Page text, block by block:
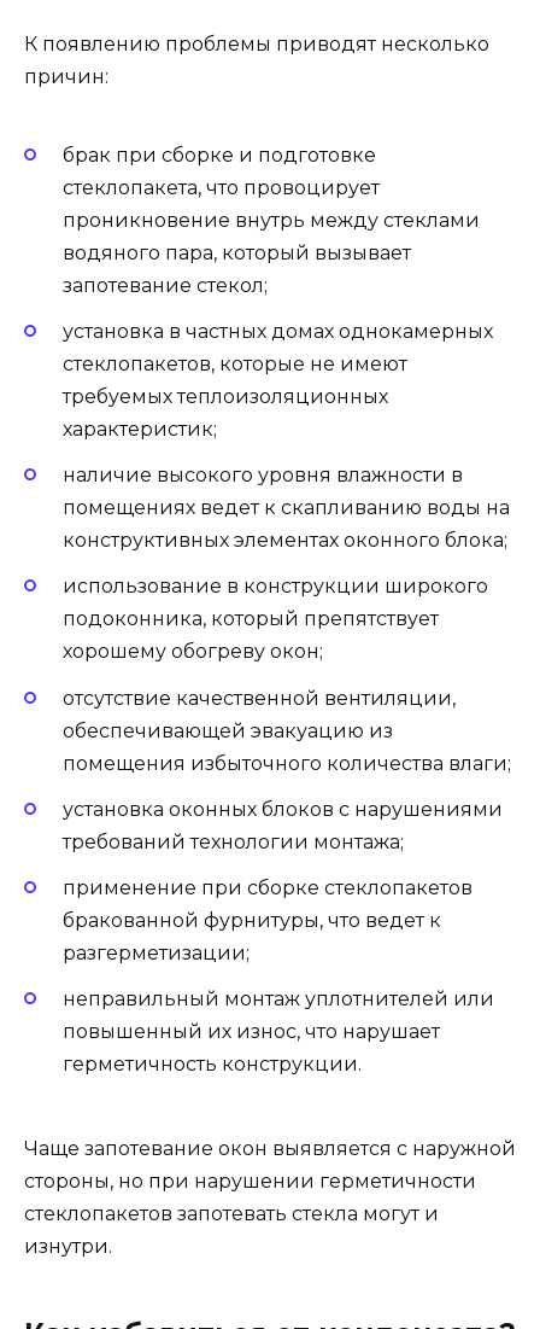
К появлению проблемы приводят несколько
причин:
брак при сборке и подготовке
стеклопакета, что провоцирует
проникновение внутрь между стеклами
водяного пара, который вызывает
запотевание стекол;
установка в частных домах однокамерных
стеклопакетов, которые не имеют
требуемых теплоизоляционных
характеристик;
наличие высокого уровня влажности в
помещениях ведет к скапливанию воды на
конструктивных элементах оконного блока;
использование в конструкции широкого
подоконника, который препятствует
хорошему обогреву окон;
отсутствие качественной вентиляции,
обеспечивающей эвакуацию из
помещения избыточного количества влаги;
установка оконных блоков с нарушениями
требований технологии монтажа;
применение при сборке стеклопакетов
бракованной фурнитуры, что ведет к
разгерметизации;
неправильный монтаж уплотнителей или
повышенный их износ, что нарушает
герметичность конструкции.
Чаще запотевание окон выявляется с наружной
стороны, но при нарушении герметичности
стеклопакетов запотевать стекла могут и
изнутри.